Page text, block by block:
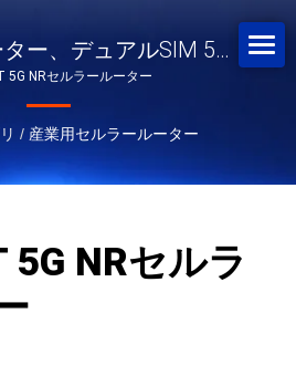
ー、デュアルSIM 5G
ルーター
5G NRセルラールーター
/ 産業用セルラールーター
5G NRセルラ